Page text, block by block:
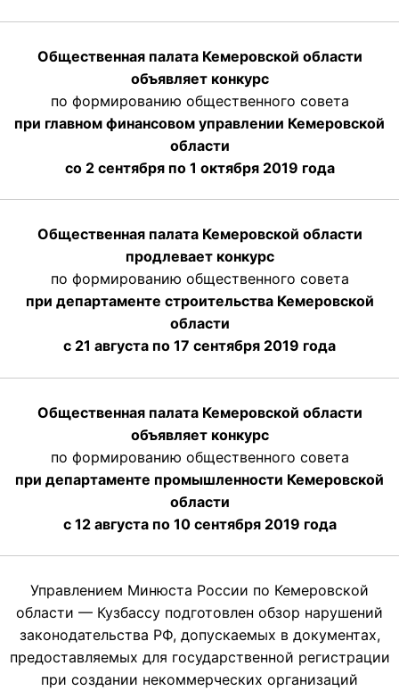
Общественная палата Кемеровской области
объявляет конкурс
по формированию общественного совета
при главном финансовом управлении Кемеровской
области
со 2 сентября по 1 октября 2019 года
Общественная палата Кемеровской области
продлевает конкурс
по формированию общественного совета
при департаменте строительства Кемеровской
области
с 21 августа по 17 сентября 2019 года
Общественная палата Кемеровской области
объявляет конкурс
по формированию общественного совета
при департаменте промышленности Кемеровской
области
с 12 августа по 10 сентября 2019 года
Управлением Минюста России по Кемеровской
области — Кузбассу подготовлен обзор нарушений
законодательства РФ, допускаемых в документах,
предоставляемых для государственной регистрации
при создании некоммерческих организаций